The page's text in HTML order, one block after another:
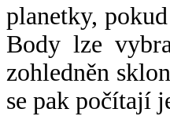
planetky,
Body lze
zohledněn
se pak počítají